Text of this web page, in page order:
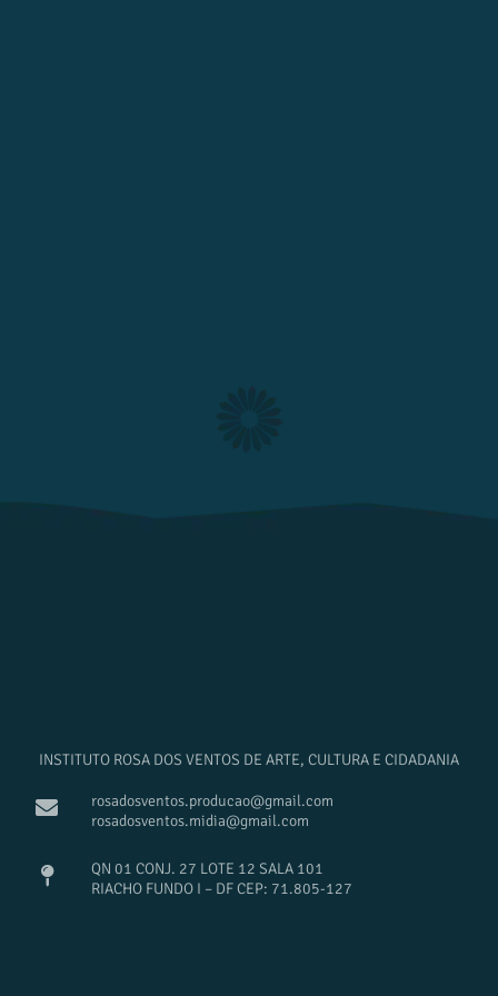
INSTITUTO ROSA DOS VENTOS DE ARTE, CULTURA E CIDADANIA
rosadosventos.producao@gmail.com
rosadosventos.midia@gmail.com
QN 01 CONJ. 27 LOTE 12 SALA 101
RIACHO FUNDO I – DF CEP: 71.805-127